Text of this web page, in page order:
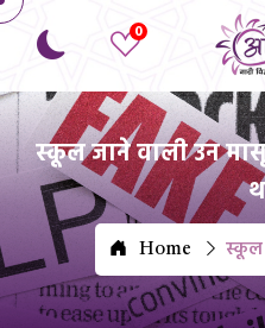
0
स्कूल जाने वाली उन
Home स्कूल